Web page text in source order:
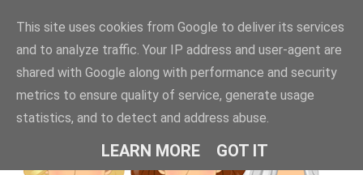
This site uses cookies from Google to deliver its services
and to analyze traffic. Your IP address and user-agent are
shared with Google along with performance and security
metrics to ensure quality of service, generate usage
statistics, and to detect and address abuse.
LEARN MORE GOT IT